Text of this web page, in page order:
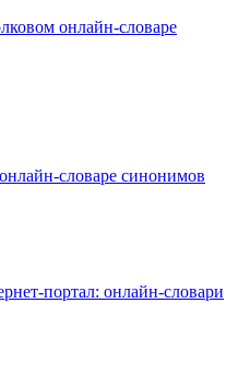
онлайн-словаре
словаре синонимов
портал: онлайн-словари